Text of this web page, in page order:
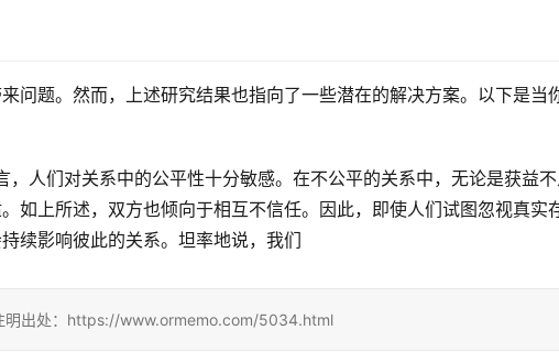
问题。然而，上述研究结果也指向了一些潜在的解决方案。以下是当
，人们对关系中的公平性十分敏感。在不公平的关系中，无论是获益
如上所述，双方也倾向于相互不信任。因此，即使人们试图忽视真实
续影响彼此的关系。坦率地说，我们
明出处：https://www.ormemo.com/5034.html